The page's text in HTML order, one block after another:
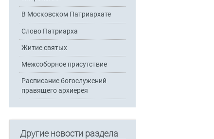
В Московском Патриархате
Слово Патриарха
Житие святых
Межсоборное присутствие
Расписание богослужений
правящего архиерея
Другие новости раздела